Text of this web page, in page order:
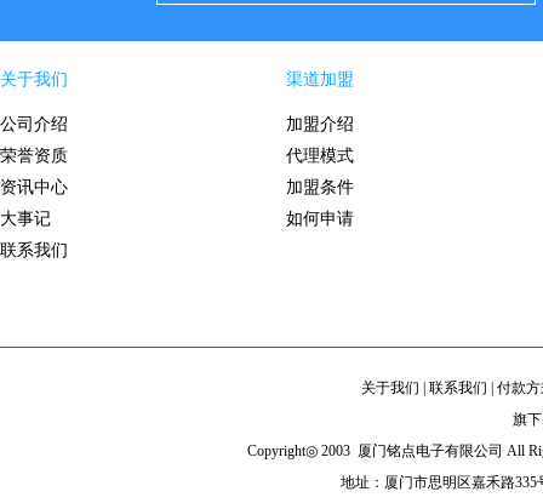
关于我们
公司介绍
荣誉资质
资讯中心
大事记
联系我们
渠道加盟
加盟介绍
代理模式
加盟条件
如何申请
关于我们 联系我们
付款
旗
Copyright◎ 2003 厦门铭点电子有限公司 All
地址：厦门市思明区嘉禾路